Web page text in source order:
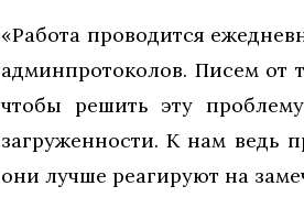
«Работа проводится
админпротоколов. Писем от
чтобы решить эту
загруженности. К нам ведь
они лучше реагируют на